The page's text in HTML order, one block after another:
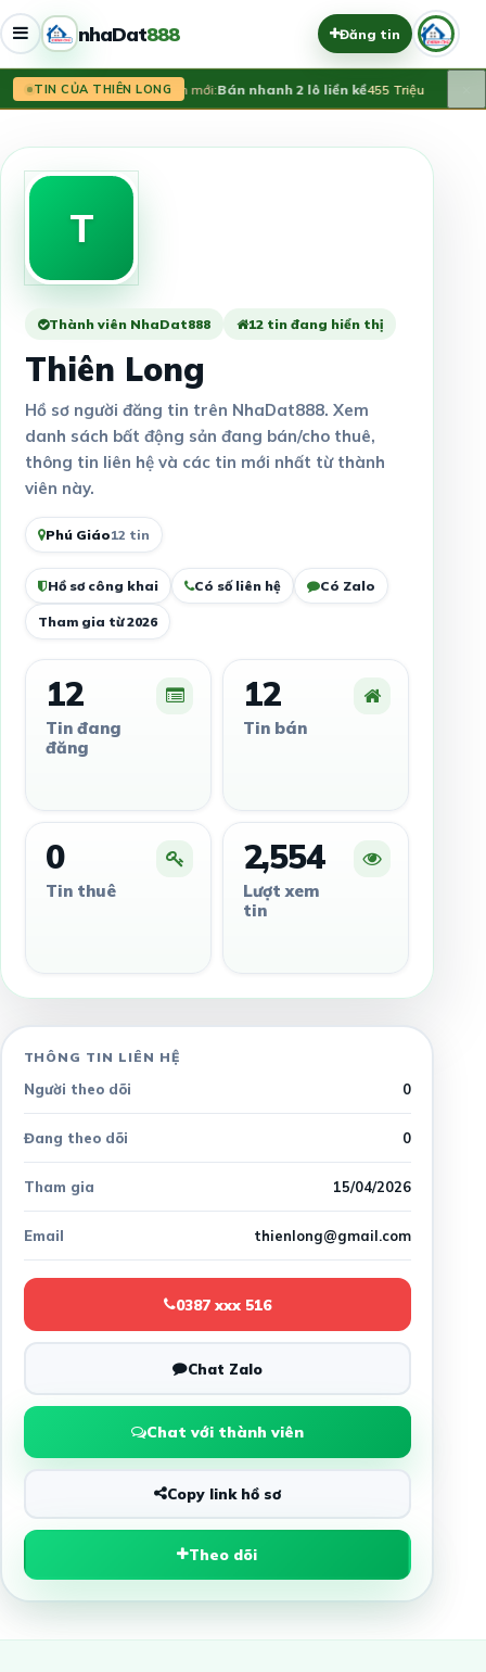
nhaDat888 Đăng tin
TIN CỦA THIÊN LONGTin mới:Bán nhanh 2 lô liền kề455 Triệu
T
Thành viên NhaDat888 12 tin đang hiển thị
Thiên Long
Hồ sơ người đăng tin trên NhaDat888. Xem
danh sách bất động sản đang bán/cho thuê,
thông tin liên hệ và các tin mới nhất từ thành
viên này.
Phú Giáo12 tin
Hồ sơ công khai Có số liên hệ Có Zalo
Tham gia từ 2026
12
Tin đang
đăng
12
Tin bán
0
Tin thuê
2,554
Lượt xem
tin
THÔNG TIN LIÊN HỆ
Người theo dõi 0
Đang theo dõi 0
Tham gia 15/04/2026
Email thienlong@gmail.com
0387 xxx 516
Chat Zalo
Chat với thành viên
Copy link hồ sơ
Theo dõi